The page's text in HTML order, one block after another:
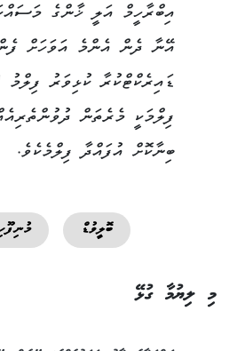
އިބްރާހީމް އަލީ ޚާންގެ
އޭނާ ދެން އެންމެ އަވަހަށް
ޑައިރެކްޓްކުރާ ކުޅިވަރު
ފިލްމަކީ މެރެތަން
ބިނާކޮށް އުފައްދާ ފިލްމެކެވެ.
ބޮލީވުޑް
މި ލިޔުމާ ގުޅޭ